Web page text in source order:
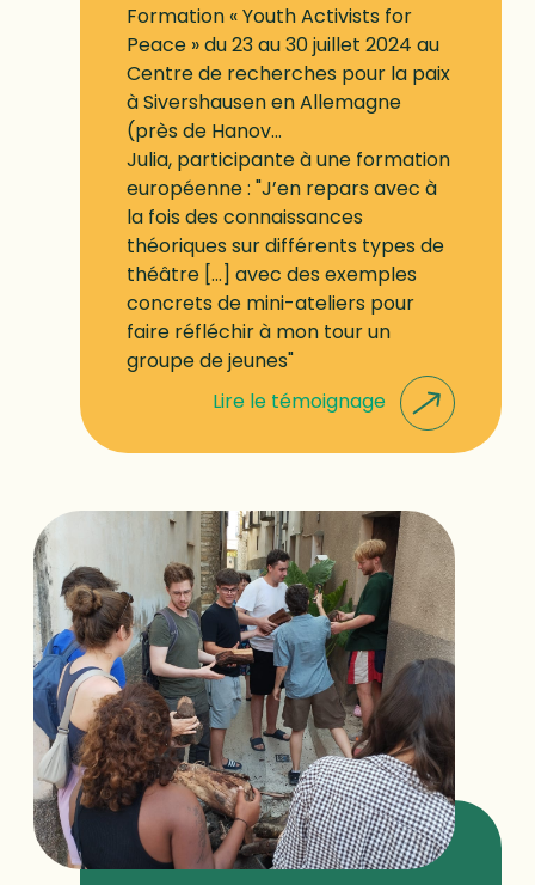
Formation « Youth Activists for
Peace » du 23 au 30 juillet 2024 au
Centre de recherches pour la paix
à Sivershausen en Allemagne
(près de Hanov...
Julia, participante à une formation
européenne : "J’en repars avec à
la fois des connaissances
théoriques sur différents types de
théâtre [...] avec des exemples
concrets de mini-ateliers pour
faire réfléchir à mon tour un
groupe de jeunes"
Lire le témoignage